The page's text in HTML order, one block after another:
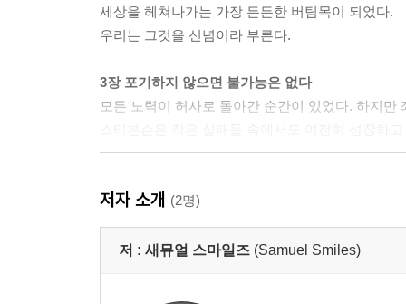
세상을 헤쳐나가는 가장 든든한 버팀목이 되었다.
우리는 그것을 신념이라 부른다.
3장 포기하지 않으면 불가능은 없다
모든 노력이 허사로 돌아간 순간이 있었다. 하지만
많은 사람들이 절망하고 포기했다.
그러나 스티븐슨은 단념하지 않았다.
성공할 수 있다는 확신과 희망이 마음에서 지워지
저자 소개 (2명)
저 : 새뮤얼 스마일즈 (Samuel Smiles)